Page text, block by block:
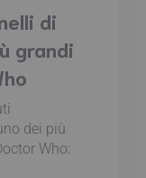
di
grandi
dei più
Who: